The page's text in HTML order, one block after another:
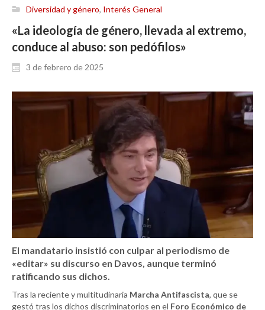
Diversidad y género, Interés General
«La ideología de género, llevada al extremo,
conduce al abuso: son pedófilos»
3 de febrero de 2025
El mandatario insistió con culpar al periodismo de
«editar» su discurso en Davos, aunque terminó
ratificando sus dichos.
Tras la reciente y multitudinaria Marcha Antifascista, que se
gestó tras los dichos discriminatorios en el Foro Económico de